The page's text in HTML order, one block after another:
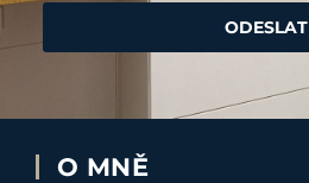
ODESLAT
O MNĚ